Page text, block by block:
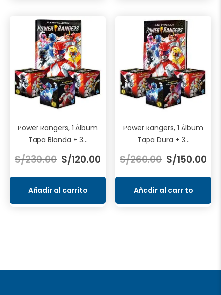
Power Rangers, 1 Álbum
Tapa Blanda + 3...
S/230.00 precio
original
era:
S/230.00.
S/120.00 precio
actual
S/120.00.
Añadir al carrito
Power Rangers, 1 Álbum
Tapa Dura + 3...
S/260.00 precio
original
era:
S/260.00.
S/150.00
S/
Añadir al carrito